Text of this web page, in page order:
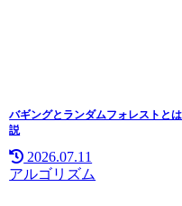
バギングとランダムフォレストと
説
2026.07.11
アルゴリズム